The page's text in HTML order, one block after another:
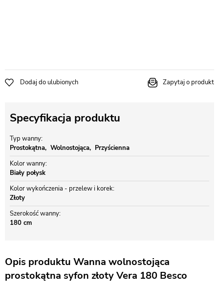
Dodaj do ulubionych Zapytaj o produkt
Specyfikacja produktu
Typ wanny
Prostokątna
Wolnostojąca
Przyścienna
Kolor wanny
Biały połysk
Kolor wykończenia - przelew i korek
Złoty
Szerokość wanny
180 cm
Opis produktu Wanna wolnostojąca
prostokątna syfon złoty Vera 180 Besco